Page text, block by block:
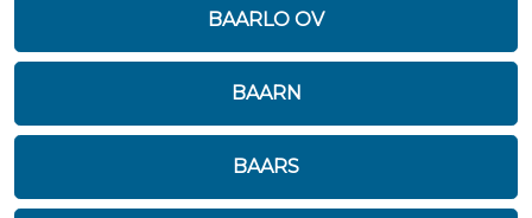
BAARLO OV
BAARN
BAARS